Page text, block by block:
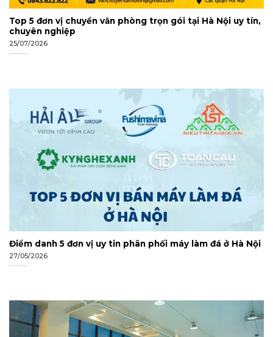
Top 5 đơn vị chuyển văn phòng trọn gói tại Hà Nội uy tín,
chuyên nghiệp
25/07/2026
Điểm danh 5 đơn vị uy tin phân phối máy làm đá ở Hà Nội
27/05/2026